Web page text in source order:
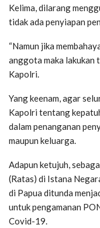
Kelima, dilarang
tidak ada penyiapan
“Namun jika
anggota maka lakukan
Kapolri.
Yang keenam, agar
Kapolri tentang
dalam penanganan
maupun keluarga.
Adapun ketujuh,
(Ratas) di Istana
di Papua ditunda
untuk pengamanan
Covid-19.